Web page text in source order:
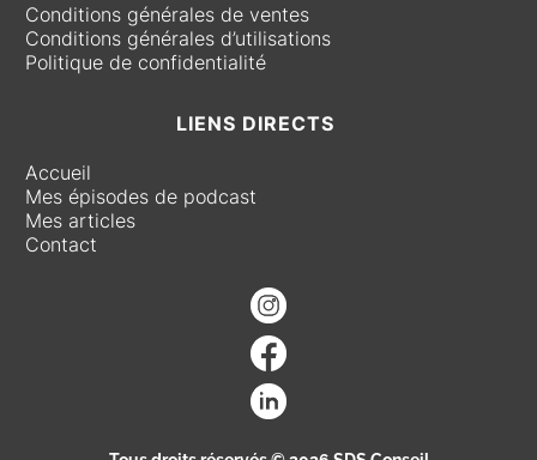
Conditions générales de ventes
Conditions générales d’utilisations
Politique de confidentialité
LIENS DIRECTS
Accueil
Mes épisodes de podcast
Mes articles
Contact